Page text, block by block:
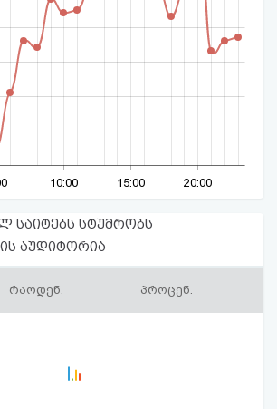
10:00 15:00 20:00
საიტებს სტუმრობს
აუდიტორია
რაოდენ. პროცენ.